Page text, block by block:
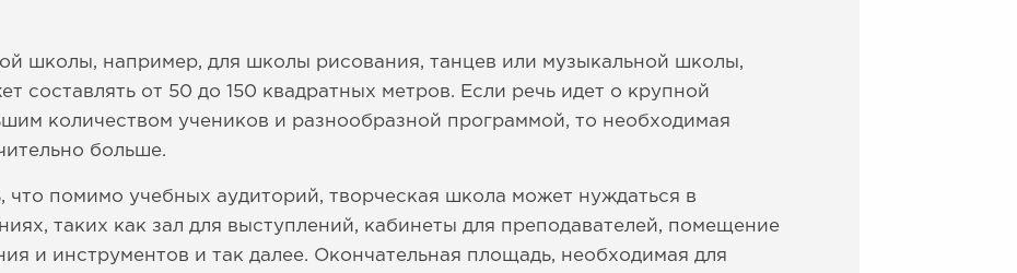
школы, например, для школы рисования, танцев или музыкальной школы,
составлять от 50 до 150 квадратных метров. Если речь идет о крупной
количеством учеников и разнообразной программой, то необходимая
больше.
что помимо учебных аудиторий, творческая школа может нуждаться в
таких как зал для выступлений, кабинеты для преподавателей, помещение
и инструментов и так далее. Окончательная площадь, необходимая для